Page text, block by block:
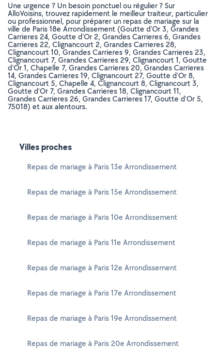
Une urgence ? Un besoin ponctuel ou régulier ? Sur
AlloVoisins, trouvez rapidement le meilleur traiteur, particulier
ou professionnel, pour préparer un repas de mariage sur la
ville de Paris 18e Arrondissement (Goutte d'Or 3, Grandes
Carrieres 24, Goutte d'Or 2, Grandes Carrieres 6, Grandes
Carrieres 22, Clignancourt 2, Grandes Carrieres 28,
Clignancourt 10, Grandes Carrieres 9, Grandes Carrieres 23,
Clignancourt 7, Grandes Carrieres 29, Clignancourt 1, Goutte
d'Or 1, Chapelle 7, Grandes Carrieres 20, Grandes Carrieres
14, Grandes Carrieres 19, Clignancourt 27, Goutte d'Or 8,
Clignancourt 5, Chapelle 4, Clignancourt 8, Clignancourt 3,
Goutte d'Or 7, Grandes Carrieres 18, Clignancourt 11,
Grandes Carrieres 26, Grandes Carrieres 17, Goutte d'Or 5,
75018) et aux alentours.
Villes proches
Repas de mariage à Paris 13e Arrondissement
Repas de mariage à Paris 15e Arrondissement
Repas de mariage à Paris 10e Arrondissement
Repas de mariage à Paris 11e Arrondissement
Repas de mariage à Paris 12e Arrondissement
Repas de mariage à Paris 17e Arrondissement
Repas de mariage à Paris 19e Arrondissement
Repas de mariage à Paris 20e Arrondissement